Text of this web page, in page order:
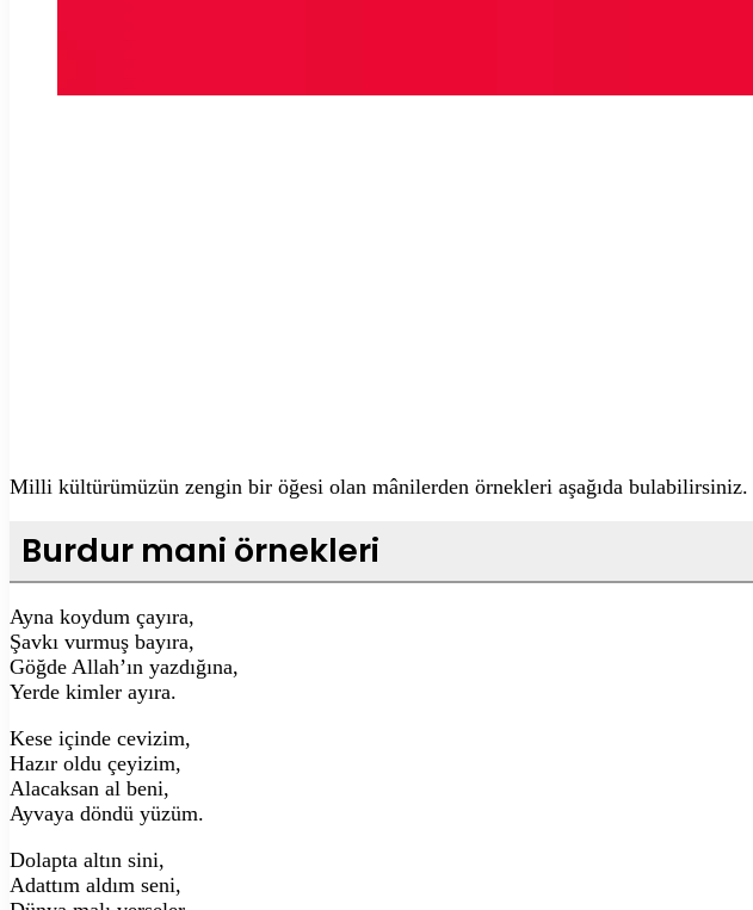
Milli kültürümüzün zengin bir öğesi olan mânilerden örnekleri aşağıda bulabilirsiniz.
Burdur mani örnekleri
Ayna koydum çayıra,
Şavkı vurmuş bayıra,
Göğde Allah’ın yazdığına,
Yerde kimler ayıra.
Kese içinde cevizim,
Hazır oldu çeyizim,
Alacaksan al beni,
Ayvaya döndü yüzüm.
Dolapta altın sini,
Adattım aldım seni,